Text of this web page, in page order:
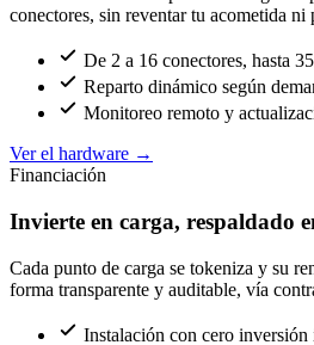
conectores, sin reventar tu acometida ni
De 2 a 16 conectores, hasta
Reparto dinámico según
Monitoreo remoto y
Ver el hardware →
Financiación
Invierte en carga, respaldado
Cada punto de carga se tokeniza y su
forma transparente y auditable, vía
Instalación con cero